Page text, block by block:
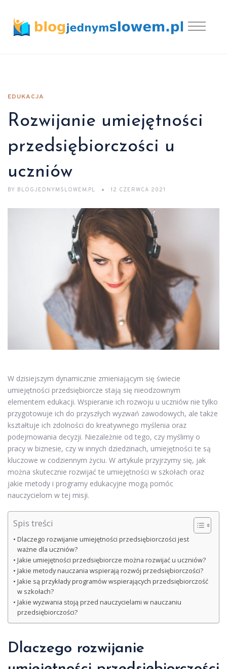
EDUKACJA
Rozwijanie umiejętności
przedsiębiorczości u
uczniów
BY BLOGJEDNYMSLOWEM.PL 12 CZERWCA 2021
W dzisiejszym dynamicznie zmieniającym się świecie
umiejętności przedsiębiorcze stają się nieodzownym
elementem edukacji. Wspieranie ich rozwoju u uczniów nie tylko
przygotowuje ich do przyszłych wyzwań zawodowych, ale także
kształtuje ich zdolności do kreatywnego myślenia oraz
podejmowania decyzji. Niezależnie od tego, czy myślimy o
pracy w biznesie, czy w innych dziedzinach, umiejętności te są
kluczowe w codziennym życiu. W artykule przyjrzymy się, jak
można skutecznie rozwijać te umiejętności w szkołach oraz
jakie metody i programy edukacyjne mogą pomóc
nauczycielom w tej misji.
Spis treści
Dlaczego rozwijanie umiejętności przedsiębiorczości jest
ważne dla uczniów?
Jakie umiejętności przedsiębiorcze można rozwijać u uczniów?
Jakie metody nauczania wspierają rozwój przedsiębiorczości?
Jakie są przykłady programów wspierających przedsiębiorczość
w szkołach?
Jakie wyzwania stoją przed nauczycielami w nauczaniu
przedsiębiorczości?
Dlaczego rozwijanie